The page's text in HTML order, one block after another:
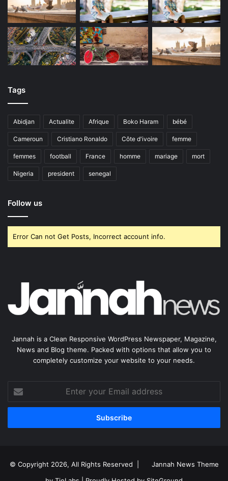
Tags
Abidjan Actualite Afrique Boko Haram bébé
Cameroun Cristiano Ronaldo Côte d'ivoire femme
femmes football France homme mariage mort
Nigeria president senegal
Follow us
Error Can not Get Posts, Incorrect account info.
Jannah is a Clean Responsive WordPress Newspaper, Magazine,
News and Blog theme. Packed with options that allow you to
completely customize your website to your needs.
your
Email
© Copyright 2026, All Rights Reserved |
Jannah News Theme